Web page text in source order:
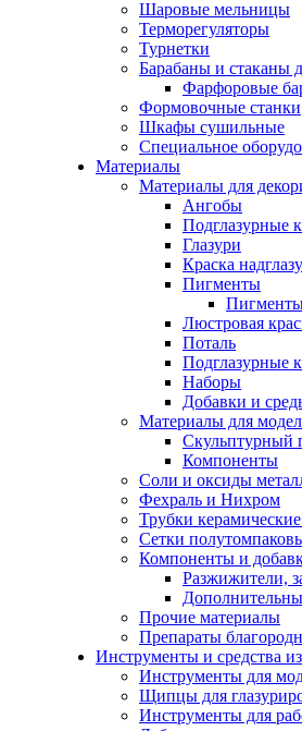
Шаровые мельницы
Терморегуляторы
Турнетки
Барабаны и стаканы
Фарфоровые
Формовочные станки
Шкафы сушильные
Специальное
Материалы
Материалы для
Ангобы
Подглазурные
Глазури
Краска
Пигменты
Люстровая
Поталь
Подглазурные
Наборы
Добавки и
Материалы для
Скульптурный
Компоненты
Соли и оксиды
Фехраль и Нихром
Трубки
Сетки
Компоненты и
Разжижители,
Прочие материалы
Препараты
Инструменты и средства
Инструменты для
Щипцы для
Инструменты для